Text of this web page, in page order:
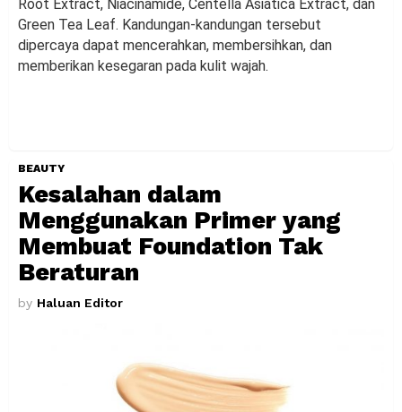
Root Extract, Niacinamide, Centella Asiatica Extract, dan
Green Tea Leaf. Kandungan-kandungan tersebut
dipercaya dapat mencerahkan, membersihkan, dan
memberikan kesegaran pada kulit wajah.
BEAUTY
Kesalahan dalam
Menggunakan Primer yang
Membuat Foundation Tak
Beraturan
by Haluan Editor